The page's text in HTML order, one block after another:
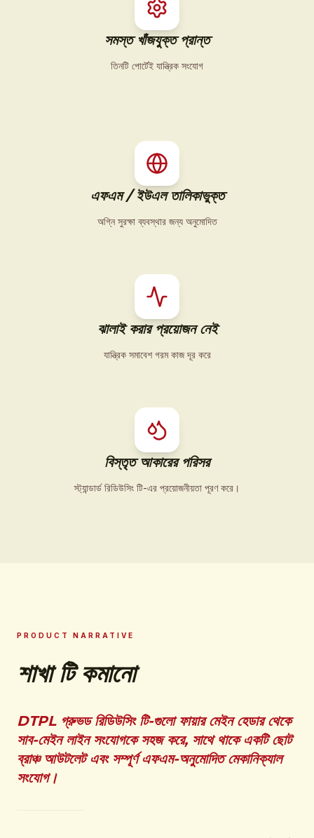
সমস্ত খাঁজযুক্ত প্রান্ত
তিনটি পোর্টেই যান্ত্রিক সংযোগ
এফএম / ইউএল তালিকাভুক্ত
অগ্নি সুরক্ষা ব্যবস্থার জন্য অনুমোদিত
ঝালাই করার প্রয়োজন নেই
যান্ত্রিক সমাবেশ গরম কাজ দূর করে
বিস্তৃত আকারের পরিসর
স্ট্যান্ডার্ড রিডিউসিং টি-এর প্রয়োজনীয়তা পূরণ করে।
PRODUCT NARRATIVE
শাখা টি কমানো
DTPL গ্রুভড রিডিউসিং টি-গুলো ফায়ার মেইন হেডার থেকে
সাব-মেইন লাইন সংযোগকে সহজ করে, সাথে থাকে একটি ছোট
ব্রাঞ্চ আউটলেট এবং সম্পূর্ণ এফএম-অনুমোদিত মেকানিক্যাল
সংযোগ।